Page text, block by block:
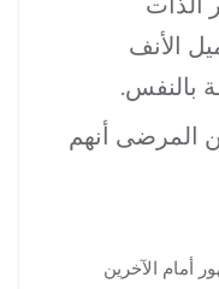
الأنف
بالنفس.
المرضى أنهم
أمام الآخرين